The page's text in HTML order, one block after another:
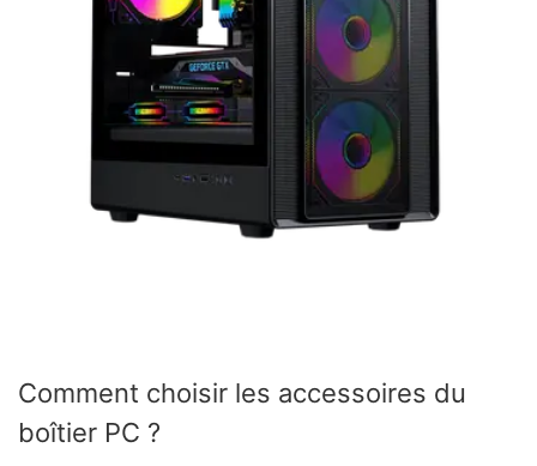
Comment choisir les accessoires du
boîtier PC ?